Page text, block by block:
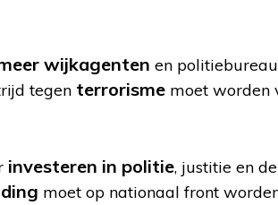
wijkagenten en
tegen terrorisme moet worden
investeren in politie, justitie en
moet op nationaal front